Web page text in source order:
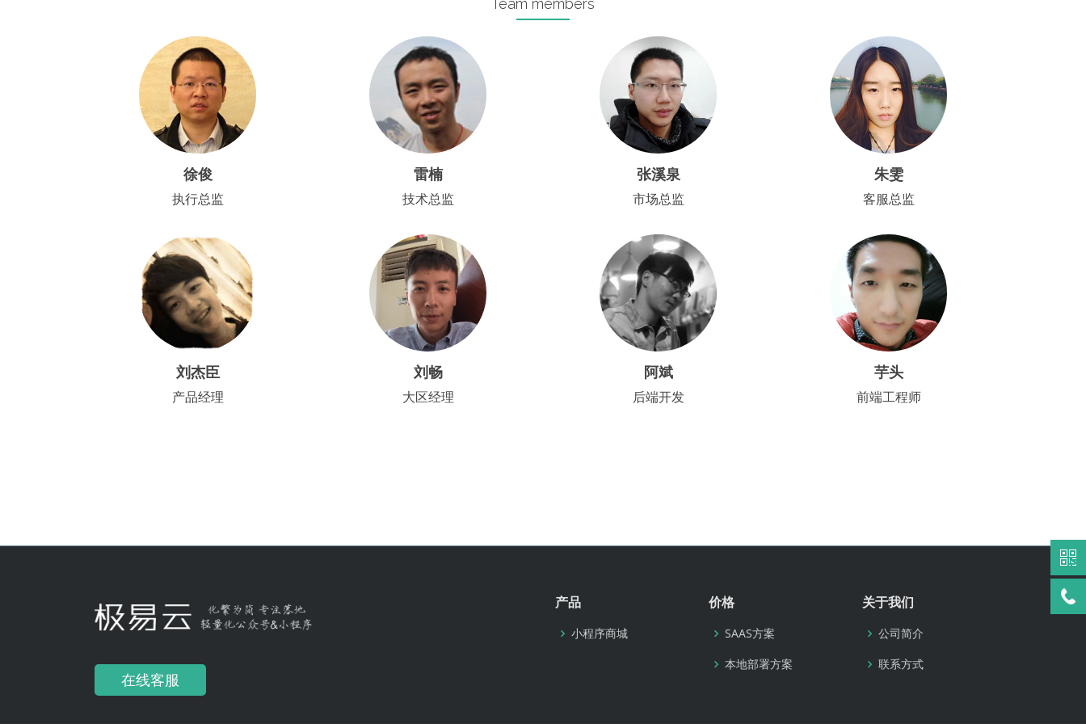
Team members
徐俊
执行总监
雷楠
技术总监
张溪泉
市场总监
朱雯
客服总监
刘杰臣
产品经理
刘畅
大区经理
阿斌
后端开发
芋头
前端工程师
在线客服
产品
小程序商城
价格
SAAS方案
本地部署方案
关于我们
公司简介
联系方式